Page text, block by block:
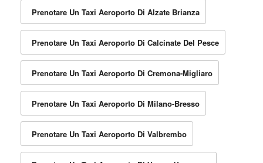
Prenotare Un Taxi Aeroporto Di Alzate Brianza
Prenotare Un Taxi Aeroporto Di Calcinate Del Pesce
Prenotare Un Taxi Aeroporto Di Cremona-Migliaro
Prenotare Un Taxi Aeroporto Di Milano-Bresso
Prenotare Un Taxi Aeroporto Di Valbrembo